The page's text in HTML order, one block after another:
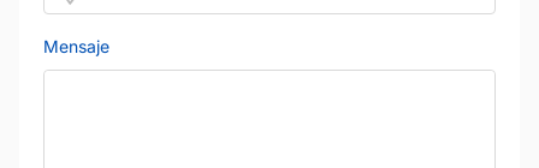
Mensaje